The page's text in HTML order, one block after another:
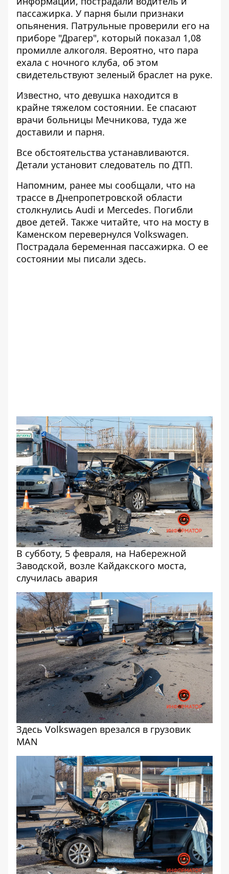
пассажирка. У парня были признаки
опьянения. Патрульные проверили его на
приборе "Драгер", который показал 1,08
промилле алкоголя. Вероятно, что пара
ехала с ночного клуба, об этом
свидетельствуют зеленый браслет на руке.
Известно, что девушка находится в
крайне тяжелом состоянии. Ее спасают
врачи больницы Мечникова, туда же
доставили и парня.
Все обстоятельства устанавливаются.
Детали установит следователь по ДТП.
Напомним, ранее мы сообщали, что на
трассе в Днепропетровской области
столкнулись Audi и Mercedes. Погибли
двое детей. Также читайте, что на мосту в
Каменском перевернулся Volkswagen.
Пострадала беременная пассажирка. О ее
состоянии мы писали здесь.
В субботу, 5 февраля, на Набережной
Заводской, возле Кайдакского моста,
случилась авария
Здесь Volkswagen врезался в грузовик
MAN